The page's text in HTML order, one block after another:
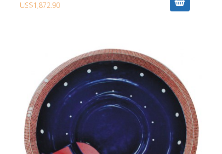
US$1,872.90